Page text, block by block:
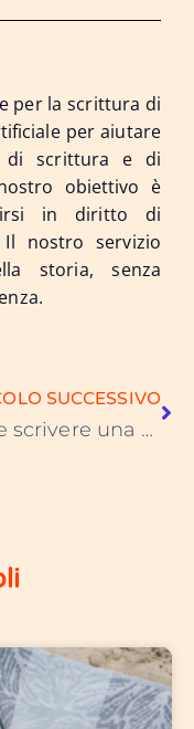
per la scrittura di
per aiutare
di scrittura e di
obiettivo è
in diritto di
nostro servizio
storia, senza
SUCCESSIVO
Come scrivere una biografia, quella di tuo padre